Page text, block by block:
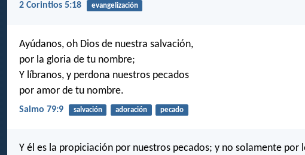
2 Corintios 5:18 evangelización
Ayúdanos, oh Dios de nuestra salvación,
por la gloria de tu nombre;
Y líbranos, y perdona nuestros pecados
por amor de tu nombre.
Salmo 79:9 salvación adoración pecado
Y él es la propiciación por nuestros pecados; y no solamente por